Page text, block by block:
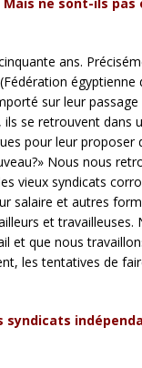
ans.
sur leur passage
se retrouvent
pour leur
Nous nous
vieux syndicats
salaire et autres
et
que nous
les tentatives de